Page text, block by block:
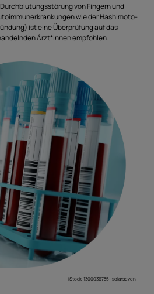
von Fingern und
wie der Hashimoto-
ist eine Überprüfung auf das
Ärzt*innen empfohlen.
iStock-1300036735_solarseven